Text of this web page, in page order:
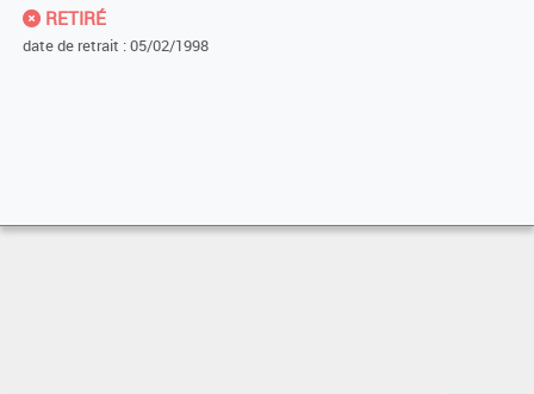
RETIRÉ
date de retrait : 05/02/1998